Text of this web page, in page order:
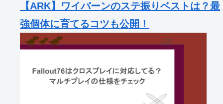
【ARK】ワイバーンのステ振りベストは？最
強個体に育てるコツも公開！